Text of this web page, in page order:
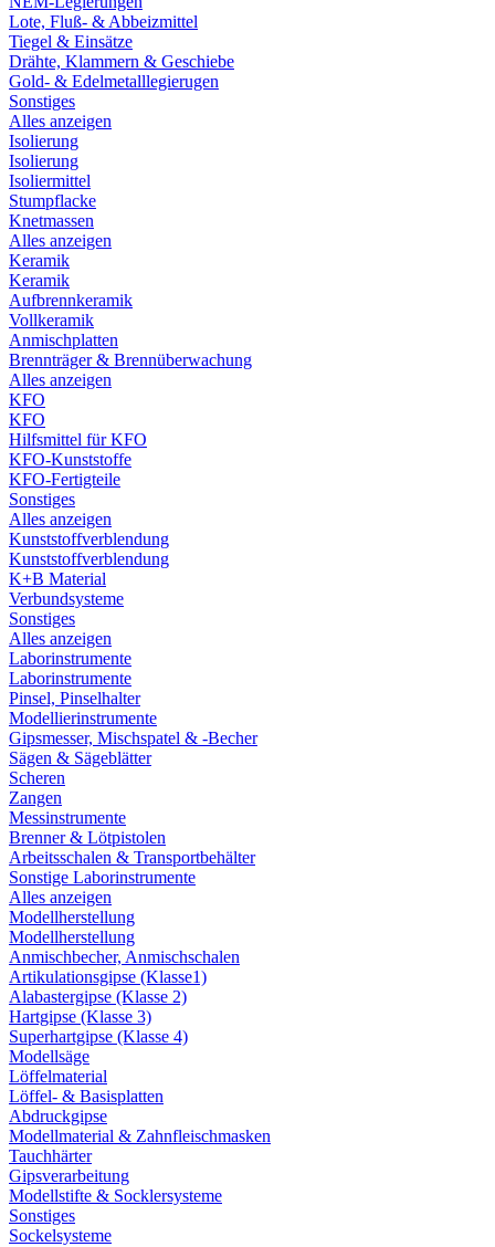
Lote, Fluß- & Abbeizmittel
Tiegel & Einsätze
Drähte, Klammern & Geschiebe
Gold- & Edelmetalllegierugen
Sonstiges
Alles anzeigen
Isolierung
Isolierung
Isoliermittel
Stumpflacke
Knetmassen
Alles anzeigen
Keramik
Keramik
Aufbrennkeramik
Vollkeramik
Anmischplatten
Brennträger & Brennüberwachung
Alles anzeigen
KFO
KFO
Hilfsmittel für KFO
KFO-Kunststoffe
KFO-Fertigteile
Sonstiges
Alles anzeigen
Kunststoffverblendung
Kunststoffverblendung
K+B Material
Verbundsysteme
Sonstiges
Alles anzeigen
Laborinstrumente
Laborinstrumente
Pinsel, Pinselhalter
Modellierinstrumente
Gipsmesser, Mischspatel & -Becher
Sägen & Sägeblätter
Scheren
Zangen
Messinstrumente
Brenner & Lötpistolen
Arbeitsschalen & Transportbehälter
Sonstige Laborinstrumente
Alles anzeigen
Modellherstellung
Modellherstellung
Anmischbecher, Anmischschalen
Artikulationsgipse (Klasse1)
Alabastergipse (Klasse 2)
Hartgipse (Klasse 3)
Superhartgipse (Klasse 4)
Modellsäge
Löffelmaterial
Löffel- & Basisplatten
Abdruckgipse
Modellmaterial & Zahnfleischmasken
Tauchhärter
Gipsverarbeitung
Modellstifte & Socklersysteme
Sonstiges
Sockelsysteme